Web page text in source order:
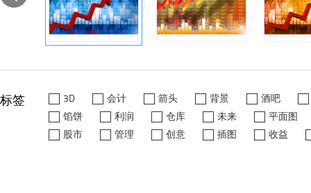
标签 3D 会计 箭头 背景
酒吧
馅饼
利润 仓库 未来
平面图
股市
管理 创意 插图 收益